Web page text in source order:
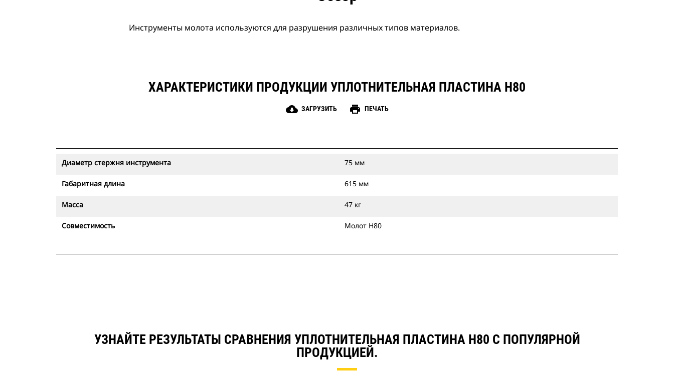
Инструменты молота используются для разрушения различных типов материалов.
ХАРАКТЕРИСТИКИ ПРОДУКЦИИ УПЛОТНИТЕЛЬНАЯ ПЛАСТИНА Н80
cloud_download ЗАГРУЗИТЬ print ПЕЧАТЬ
Диаметр стержня инструмента 75 мм
Габаритная длина 615 мм
Масса 47 кг
Совместимость Молот Н80
УЗНАЙТЕ РЕЗУЛЬТАТЫ СРАВНЕНИЯ УПЛОТНИТЕЛЬНАЯ ПЛАСТИНА Н80 С ПОПУЛЯРНОЙ
ПРОДУКЦИЕЙ.